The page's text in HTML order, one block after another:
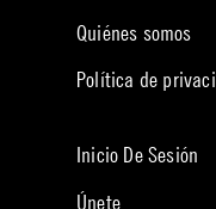
Quiénes somos
Política de
Inicio De Sesión
Únete